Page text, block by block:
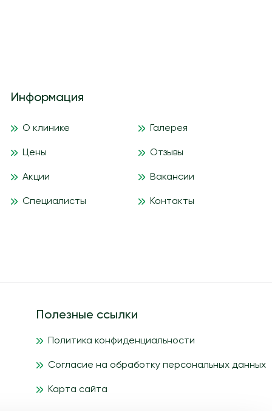
Информация
О клинике Галерея
Цены Отзывы
Акции Вакансии
Специалисты Контакты
Полезные ссылки
Политика конфиденциальности
Согласие на обработку персональных данных
Карта сайта